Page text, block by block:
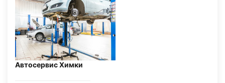
Автосервис Химки